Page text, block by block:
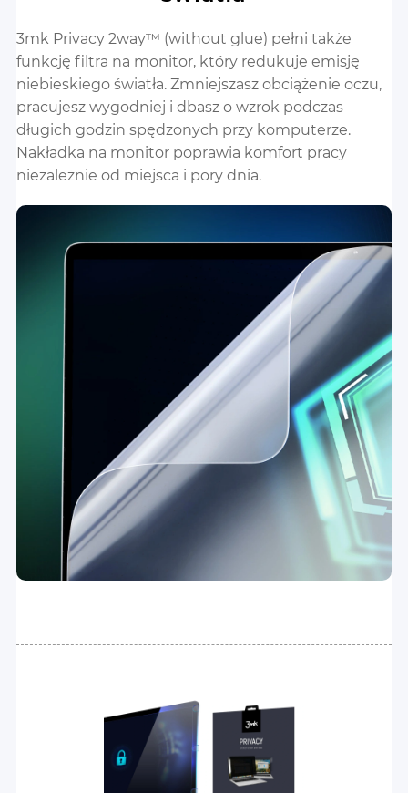
3mk Privacy 2way™ (without glue) pełni także
funkcję filtra na monitor, który redukuje emisję
niebieskiego światła. Zmniejszasz obciążenie oczu,
pracujesz wygodniej i dbasz o wzrok podczas
długich godzin spędzonych przy komputerze.
Nakładka na monitor poprawia komfort pracy
niezależnie od miejsca i pory dnia.